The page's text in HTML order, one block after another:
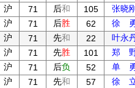
71 后和 105
张晓
71 后胜 62
徐
71 先和 22
叶永
71 先胜 101
郑
71 后负 52
单
71 先和 57
徐